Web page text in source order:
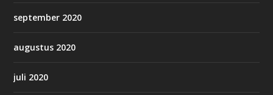
september 2020
augustus 2020
juli 2020